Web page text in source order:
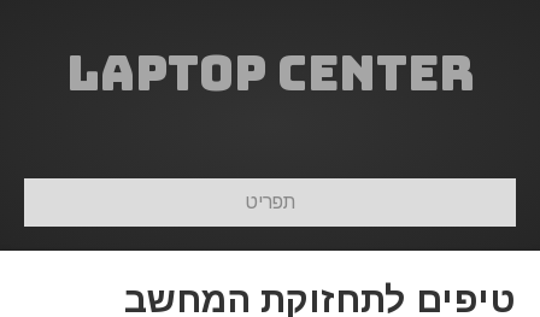
Laptop Center
תפריט
טיפים לתחזוקת המחשב